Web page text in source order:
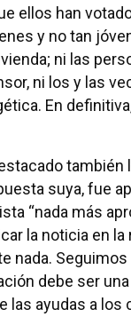
ellos han
y no tan
ni las
ni los y las
En
también
suya, fue
“nada más
la noticia en
nada.
debe ser
las ayudas a los